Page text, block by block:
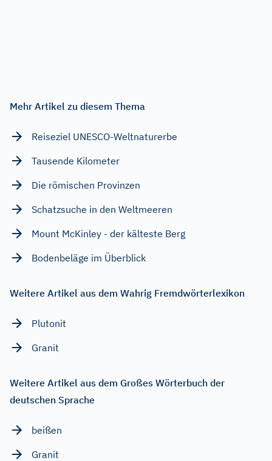
Mehr Artikel zu diesem Thema
Reiseziel UNESCO-Weltnaturerbe
Tausende Kilometer
Die römischen Provinzen
Schatzsuche in den Weltmeeren
Mount McKinley - der kälteste Berg
Bodenbeläge im Überblick
Weitere Artikel aus dem Wahrig Fremdwörterlexikon
Plutonit
Granit
Weitere Artikel aus dem Großes Wörterbuch der
deutschen Sprache
beißen
Granit